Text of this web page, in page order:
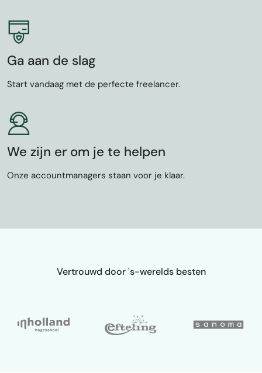
Ga aan de slag
Start vandaag met de perfecte freelancer.
We zijn er om je te helpen
Onze accountmanagers staan voor je klaar.
Vertrouwd door 's-werelds besten